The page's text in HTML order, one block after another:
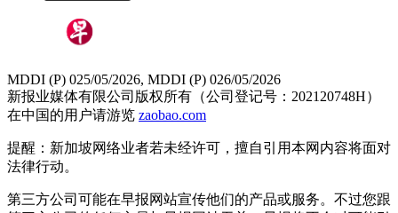
MDDI (P) 025/05/2026, MDDI (P) 026/05/2026
新报业媒体有限公司版权所有（公司登记号：202120748H）
在中国的用户请游览 zaobao.com
提醒：新加坡网络业者若未经许可，擅自引用本网内容将面对
法律行动。
第三方公司可能在早报网站宣传他们的产品或服务。不过您跟